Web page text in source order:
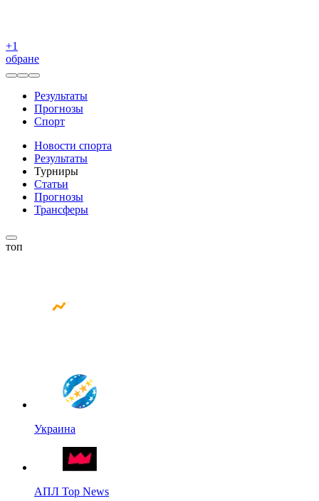
+1
обране
Результаты
Прогнозы
Спорт
Новости спорта
Результаты
Турниры
Статьи
Прогнозы
Трансферы
топ
Украина
АПЛ Top News